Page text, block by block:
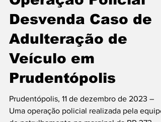
Prudentópolis
Operação Policial
Desvenda Caso de
Adulteração de
Veículo em
Prudentópolis